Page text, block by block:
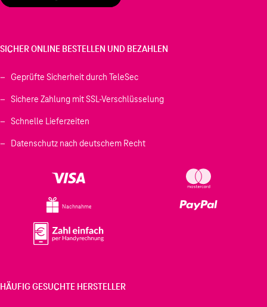
SICHER ONLINE BESTELLEN UND BEZAHLEN
Geprüfte Sicherheit durch TeleSec
Sichere Zahlung mit SSL-Verschlüsselung
Schnelle Lieferzeiten
Datenschutz nach deutschem Recht
Nachnahme
HÄUFIG GESUCHTE HERSTELLER